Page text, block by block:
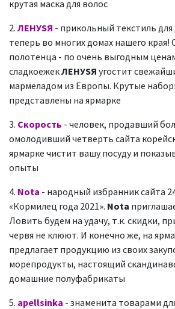
крутая маска для волос
2. ЛЕНУSЯ - прикольный текстиль
теперь во многих домах нашего края!
полотенца - по очень выгодным
сладкоежекЛЕНУSЯ угостит
мармеладом из Европы. Крутые
представлены на ярмарке
3. Скорость - человек, продавший
омолодивший четверть сайта
ярмарке чистит вашу посуду и
опыты
4. Nota - народный избранник сайта
«Кормилец года 2021». Nota
Ловить будем на удачу, т.к. скидки,
червя не клюют. И конечно же, на
предлагает продукцию из своих
морепродукты, настоящий
домашние полуфабрикаты
5. apellsinka - знаменита товарами